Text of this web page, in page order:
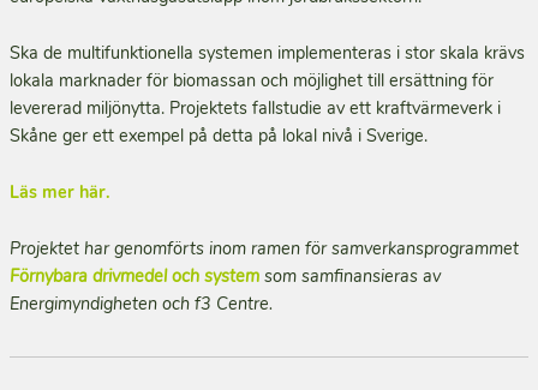
Ska de multifunktionella systemen implementeras i stor skala krävs
lokala marknader för biomassan och möjlighet till ersättning för
levererad miljönytta. Projektets fallstudie av ett kraftvärmeverk i
Skåne ger ett exempel på detta på lokal nivå i Sverige.
Läs mer här.
Projektet har genomförts inom ramen för samverkansprogrammet
Förnybara drivmedel och system som samfinansieras av
Energimyndigheten och f3 Centre.